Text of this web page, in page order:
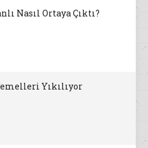
Nasıl Ortaya Çıktı?
Yıkılıyor